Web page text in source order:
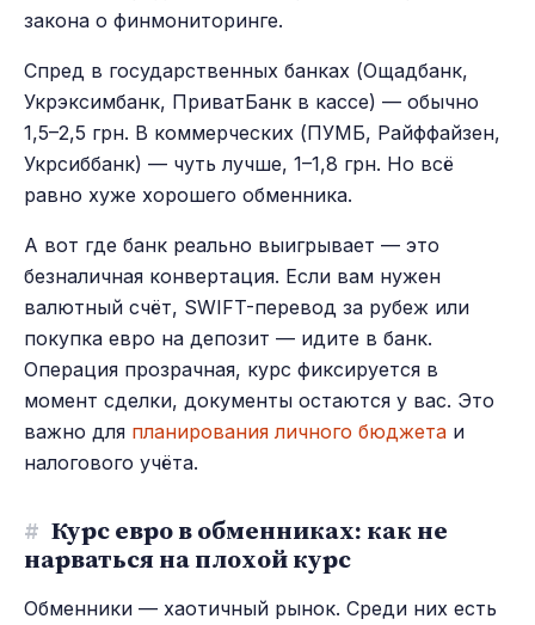
закона о финмониторинге.
Спред в государственных банках (Ощадбанк,
Укрэксимбанк, ПриватБанк в кассе) — обычно
1,5–2,5 грн. В коммерческих (ПУМБ, Райффайзен,
Укрсиббанк) — чуть лучше, 1–1,8 грн. Но всё
равно хуже хорошего обменника.
А вот где банк реально выигрывает — это
безналичная конвертация. Если вам нужен
валютный счёт, SWIFT-перевод за рубеж или
покупка евро на депозит — идите в банк.
Операция прозрачная, курс фиксируется в
момент сделки, документы остаются у вас. Это
важно для планирования личного бюджета и
налогового учёта.
# Курс евро в обменниках: как не
нарваться на плохой курс
Обменники — хаотичный рынок. Среди них есть